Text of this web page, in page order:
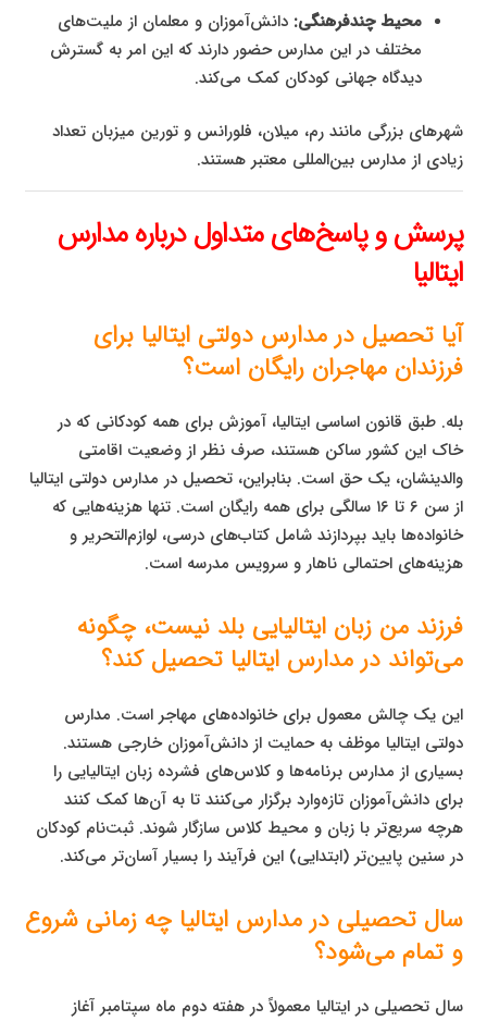
محیط چندفرهنگی: دانش‌آموزان و معلمان از ملیت‌های
مختلف در این مدارس حضور دارند که این امر به گسترش
دیدگاه جهانی کودکان کمک می‌کند.
شهرهای بزرگی مانند رم، میلان، فلورانس و تورین میزبان تعداد
زیادی از مدارس بین‌المللی معتبر هستند.
پرسش و پاسخ‌های متداول درباره مدارس
ایتالیا
آیا تحصیل در مدارس دولتی ایتالیا برای
فرزندان مهاجران رایگان است؟
بله. طبق قانون اساسی ایتالیا، آموزش برای همه کودکانی که در
خاک این کشور ساکن هستند، صرف نظر از وضعیت اقامتی
والدینشان، یک حق است. بنابراین، تحصیل در مدارس دولتی ایتالیا
از سن ۶ تا ۱۶ سالگی برای همه رایگان است. تنها هزینه‌هایی که
خانواده‌ها باید بپردازند شامل کتاب‌های درسی، لوازم‌التحریر و
هزینه‌های احتمالی ناهار و سرویس مدرسه است.
فرزند من زبان ایتالیایی بلد نیست، چگونه
می‌تواند در مدارس ایتالیا تحصیل کند؟
این یک چالش معمول برای خانواده‌های مهاجر است. مدارس
دولتی ایتالیا موظف به حمایت از دانش‌آموزان خارجی هستند.
بسیاری از مدارس برنامه‌ها و کلاس‌های فشرده زبان ایتالیایی را
برای دانش‌آموزان تازه‌وارد برگزار می‌کنند تا به آن‌ها کمک کنند
هرچه سریع‌تر با زبان و محیط کلاس سازگار شوند. ثبت‌نام کودکان
در سنین پایین‌تر (ابتدایی) این فرآیند را بسیار آسان‌تر می‌کند.
سال تحصیلی در مدارس ایتالیا چه زمانی شروع
و تمام می‌شود؟
سال تحصیلی در ایتالیا معمولاً در هفته دوم ماه سپتامبر آغاز